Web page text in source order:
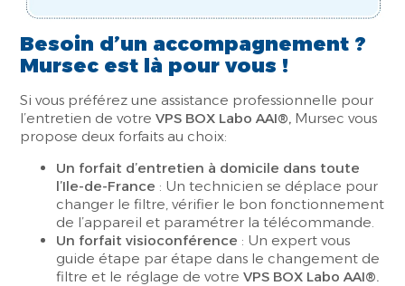
Besoin d’un accompagnement ?
Mursec est là pour vous !
Si vous préférez une assistance professionnelle pour
l’entretien de votreVPS BOX Labo AAI®, Mursec vous
propose deux forfaits au choix:
Un forfait d’entretien à domicile dans toute
l’Ile-de-France : Un technicien se déplace pour
changer le filtre, vérifier le bon fonctionnement
de l’appareil et paramétrer la télécommande.
Un forfait visioconférence : Un expert vous
guide étape par étape dans le changement de
filtre et le réglage de votreVPS BOX Labo AAI®.